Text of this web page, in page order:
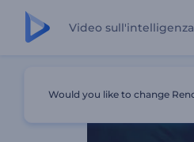
Video
Would you like to change